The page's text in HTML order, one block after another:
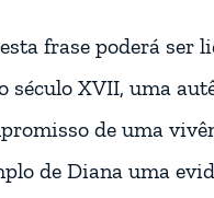
frase poderá ser
século XVII, uma
de uma
de Diana uma